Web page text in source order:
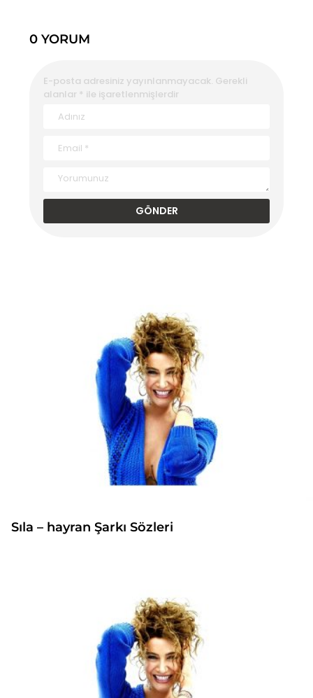
0 YORUM
E-posta adresiniz yayınlanmayacak. Gerekli
alanlar * ile işaretlenmişlerdir
Sıla – hayran Şarkı Sözleri